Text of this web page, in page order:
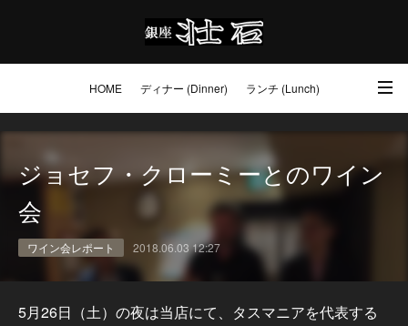
HOME ディナー (Dinner) ランチ (Lunch)
アクセス・ご予約 (Access / Reservations) ワイン (Wine) お土産 (Go to)
ジョセフ・クローミーとのワイン
会
ワイン会レポート 2018.06.03 12:27
5月26日（土）の夜は当店にて、タスマニアを代表する